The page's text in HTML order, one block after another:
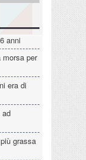
anni
morsa per
era di
ad
grassa